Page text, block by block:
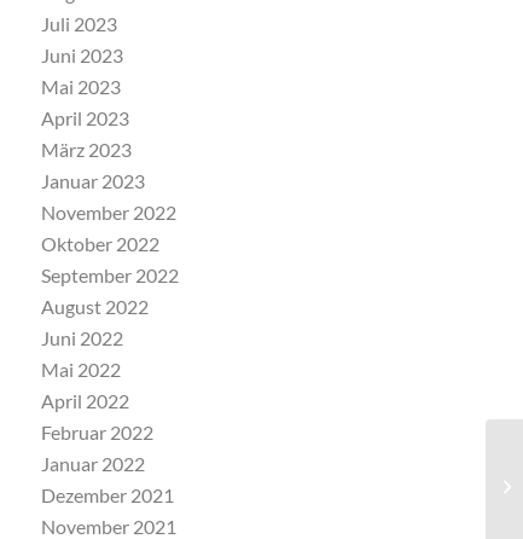
Juli 2023
Juni 2023
Mai 2023
April 2023
März 2023
Januar 2023
November 2022
Oktober 2022
September 2022
August 2022
Juni 2022
Mai 2022
April 2022
Februar 2022
Januar 2022
Dezember 2021
November 2021